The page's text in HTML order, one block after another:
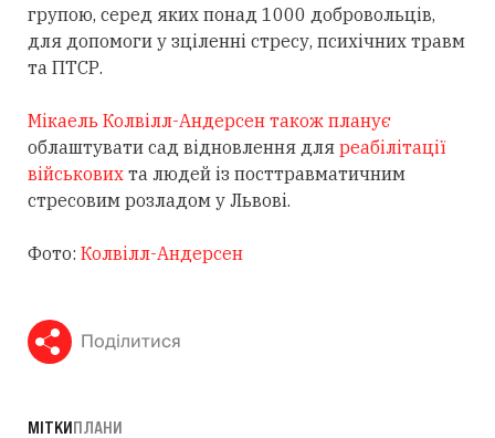
групою, серед яких понад 1000 добровольців,
для допомоги у зціленні стресу, психічних травм
та ПТСР.
Мікаель Колвілл-Андерсен також планує
облаштувати сад відновлення для реабілітації
військових та людей із посттравматичним
стресовим розладом у Львові.
Фото: Колвілл-Андерсен
Поділитися
МІТКИПЛАНИ